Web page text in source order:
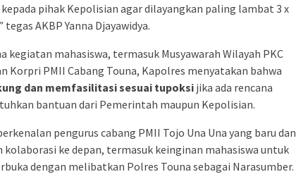
pihak Kepolisian agar dilayangkan paling lambat 3 x
AKBP Yanna Djayawidya.
mahasiswa, termasuk Musyawarah Wilayah PKC
Korpri PMII Cabang Touna, Kapolres menyatakan bahwa
dan memfasilitasi sesuai tupoksi jika ada rencana
bantuan dari Pemerintah maupun Kepolisian.
pengurus cabang PMII Tojo Una Una yang baru dan
ke depan, termasuk keinginan mahasiswa untuk
dengan melibatkan Polres Touna sebagai Narasumber.